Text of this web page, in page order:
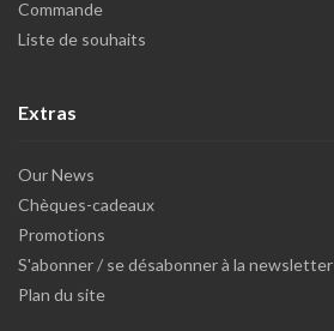
Commande
Liste de souhaits
Extras
Our News
Chèques-cadeaux
Promotions
S'abonner / se désabonner à la newsletter
Plan du site